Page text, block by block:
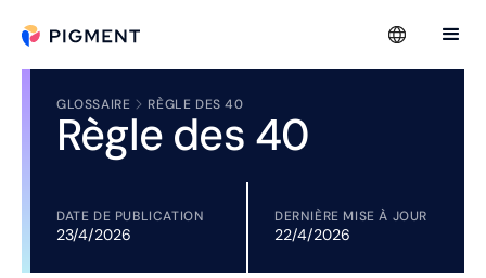
GLOSSAIRE RÈGLE DES 40
Règle des 40
DATE DE PUBLICATION
23/4/2026
DERNIÈRE MISE À JOUR
22/4/2026